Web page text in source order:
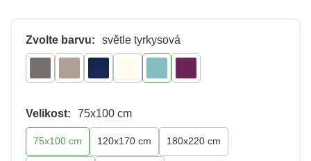
Zvolte barvu: světle tyrkysová
Velikost: 75x100 cm
75x100 cm 120x170 cm 180x220 cm